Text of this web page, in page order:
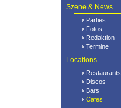
Szene & News
Parties
Fotos
Redaktion
Termine
Locations
Restaurants
Discos
Bars
Cafes